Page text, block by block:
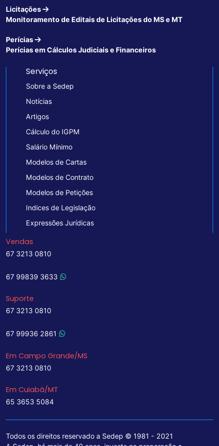
Licitações
Monitoramento de Editais de Licitações do MS e MT
Perícias
Perícias em Cálculos Judiciais e Financeiros
Serviços
Sobre a Sedep
Notícias
Artigos
Cálculo do IGPM
Salário Mínimo
Modelos de Cartas
Modelos de Contrato
Modelos de Petições
Indices de Legislação
Expressões Jurídicas
Vendas
67 3213 0810
67 99839 3633
Suporte
67 3213 0810
67 99936 2861
Em Campo Grande/MS
67 3213 0810
Em Cuiabá/MT
65 3653 5084
Todos os direitos reservado a Sedep © 1981 - 2021